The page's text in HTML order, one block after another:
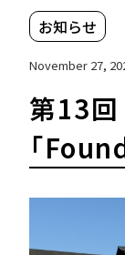
お知らせ
November 27,
第13
「